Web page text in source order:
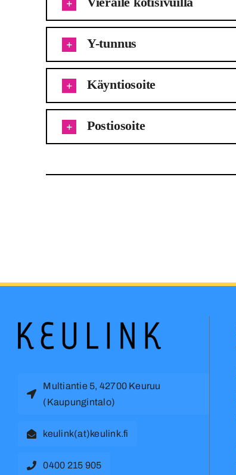
Y-tunnus
Käyntiosoite
Postiosoite
Multiantie 5, 42700 Keuruu
(Kaupungintalo)
keulink(at)keulink.fi
0400 215 905